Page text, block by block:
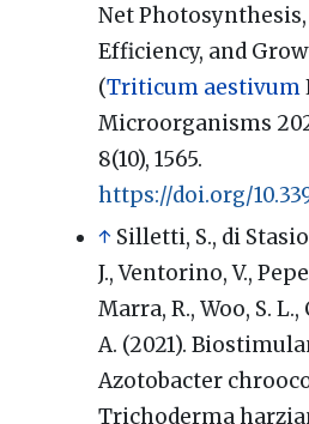
Net Photosynthesis,
Efficiency, and
(Triticum aestivum
Microorganisms
8(10), 1565.
https://doi.org/
↑ Silletti, S., di
J., Ventorino, V.,
Marra, R., Woo, S.
A. (2021).
Azotobacter
Trichoderma